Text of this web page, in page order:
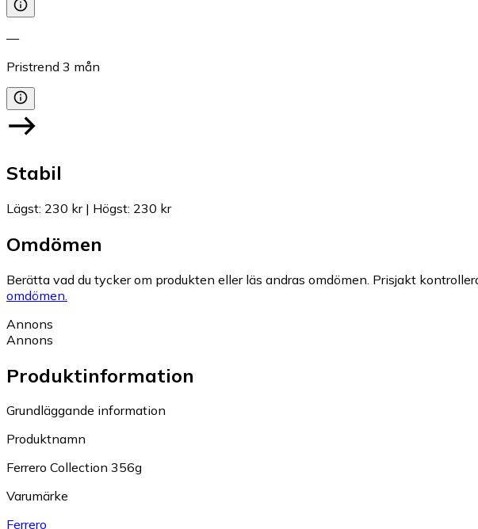
—
Pristrend 3 mån
Stabil
Lägst: 230 kr| Högst: 230 kr
Omdömen
Berätta vad du tycker om produkten eller läs andras omdömen. Prisjakt
omdömen.
Annons
Annons
Produktinformation
Grundläggande information
Produktnamn
Ferrero Collection 356g
Varumärke
Ferrero